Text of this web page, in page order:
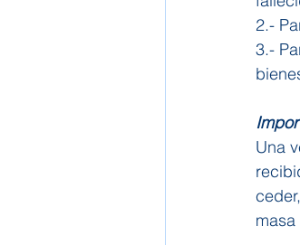
2.-
3.-
Una